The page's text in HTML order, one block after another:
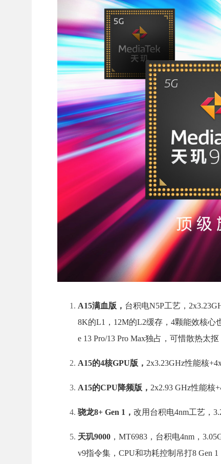
A15满血版， 台积电N5P工艺，
8K的L1，12M的L2缓存，4颗能效核心
e 13 Pro/13 Pro Max独占，可惜散热太
A15的4核GPU版， 2x3.23GHz性能核
A15的CPU降频版， 2x2.93 GHz性能核
骁龙8+ Gen 1， 改用台积电4nm工艺，
天玑9000 ，MT6983，台积电4nm，
v9指令集，CPU和功耗控制吊打8 Gen